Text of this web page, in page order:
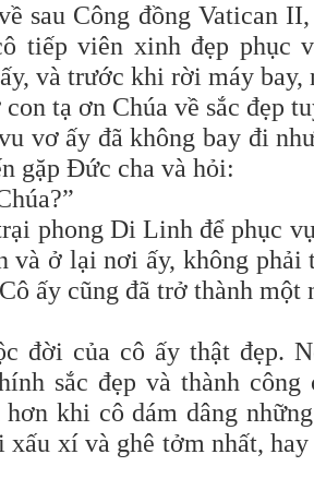
sau Công đồng Vatican
tiếp viên xinh đẹp phục
và trước khi rời máy bay,
tạ ơn Chúa về sắc đẹp
vơ ấy đã không bay đi
gặp Đức cha và hỏi:
phong Di Linh để phục
và ở lại nơi ấy, không phải
ấy cũng đã trở thành một
đời của cô ấy thật đẹp.
sắc đẹp và thành công
khi cô dám dâng
xí và ghê tởm nhất,